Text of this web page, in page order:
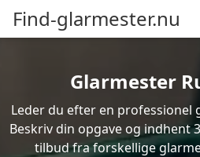
Find-glarmester.nu
Glarmester
Leder du efter en professionel
Beskriv din opgave og indhent
tilbud fra forskellige